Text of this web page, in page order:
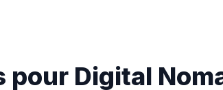
pour Digital